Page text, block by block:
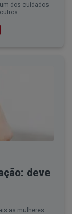
dos cuidados
deve
as mulheres